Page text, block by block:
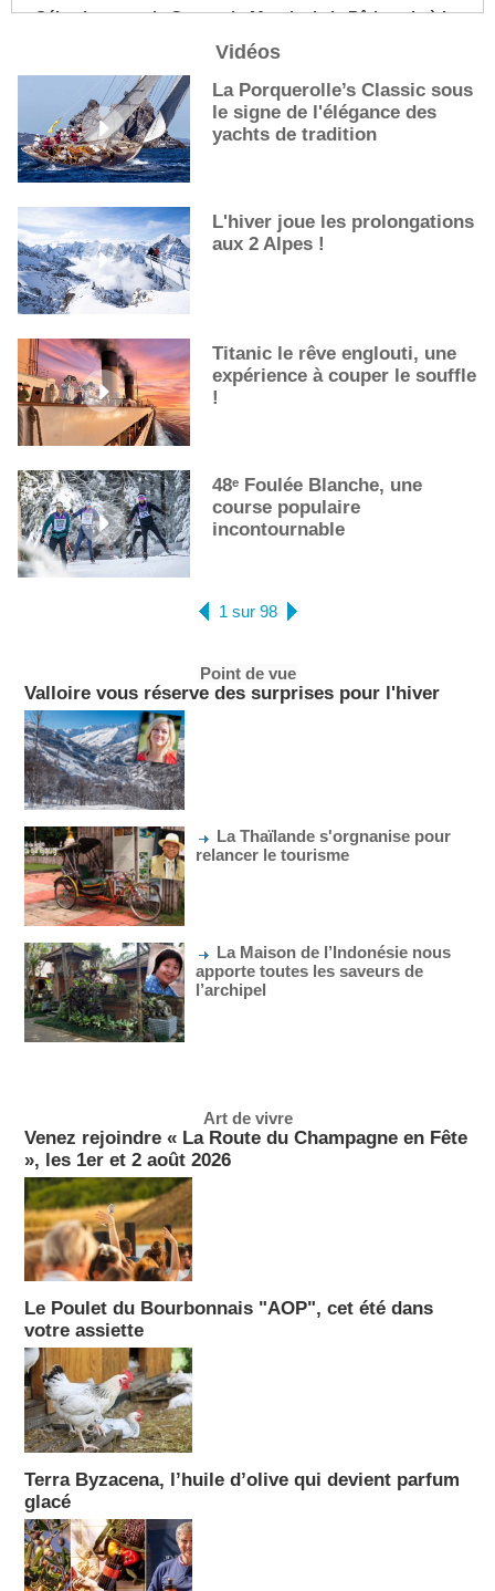
Sélection pour la Coupe du Monde de la Pâtisserie à La
De nouveaux cocktails, stars de l’été
Les cocktails, stars de l’été
La première sélection des grappes du Guide Michelin
Vidéos
La Porquerolle’s Classic sous
le signe de l'élégance des
yachts de tradition
L'hiver joue les prolongations
aux 2 Alpes !
Titanic le rêve englouti, une
expérience à couper le souffle
!
48ᵉ Foulée Blanche, une
course populaire
incontournable
1 sur 98
Point de vue
Valloire vous réserve des surprises pour l'hiver
La Thaïlande s'orgnanise pour
relancer le tourisme
La Maison de l’Indonésie nous
apporte toutes les saveurs de
l’archipel
Art de vivre
Venez rejoindre « La Route du Champagne en Fête
», les 1er et 2 août 2026
Le Poulet du Bourbonnais "AOP", cet été dans
votre assiette
Terra Byzacena, l’huile d’olive qui devient parfum
glacé